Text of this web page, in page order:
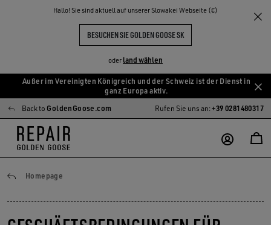
Hallo! Sie sind aktuell auf unserer Slowakei Webseite (€)
BESUCHEN SIE GOLDEN GOOSE SK
oder land wählen
Hauptinhalt
springen
Footer-
Inhalt
springen
Außer im Vereinigten Königreich und der Schweiz ist der Dienst in
ganz Europa aktiv.
Back to GoldenGoose.com Rufen Sie uns an:+39 0281480317
Homepage
General conditions